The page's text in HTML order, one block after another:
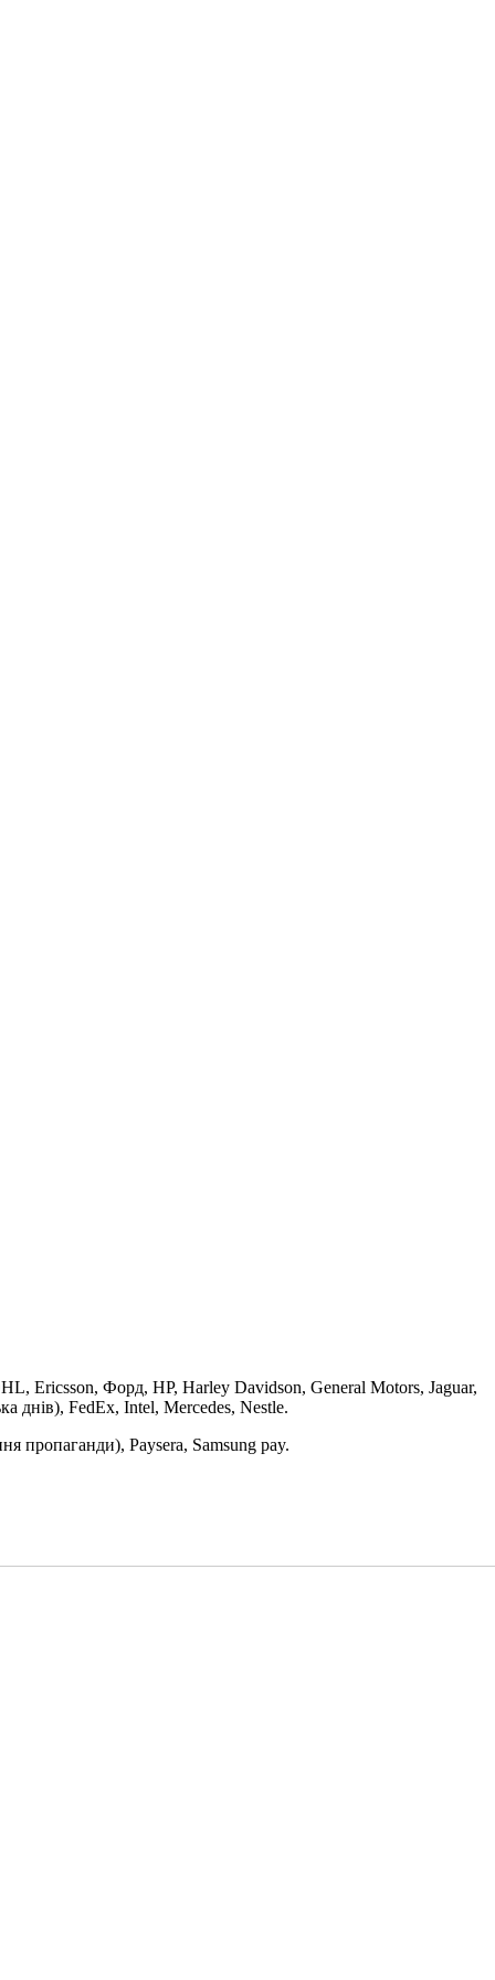
Ericsson, Форд, HP, Harley Davidson, General Motors, Jaguar,
днів), FedEx, Intel, Mercedes, Nestle.
пропаганди), Paysera, Samsung pay.